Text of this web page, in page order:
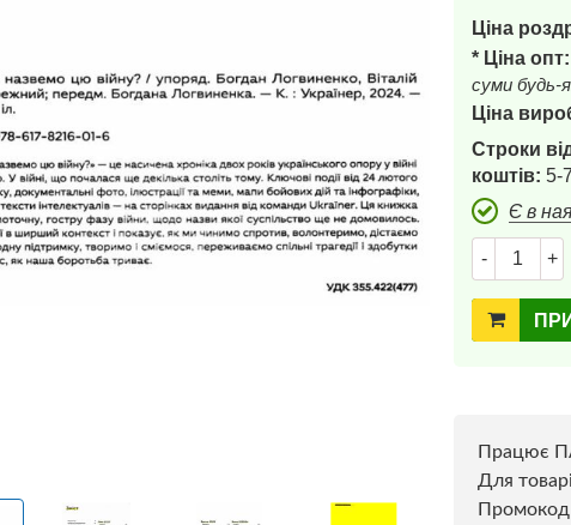
Ціна
* Ціна опт:
суми будь-
Ціна
Строки
коштів: 5-
Є в
- +
Працює
Для
Промокод